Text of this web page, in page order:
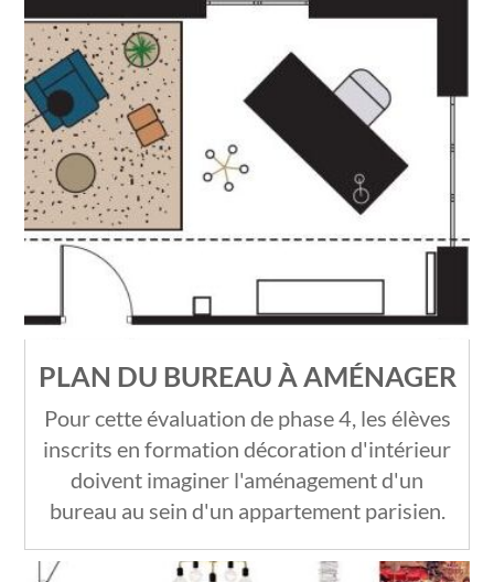
PLAN DU BUREAU À AMÉNAGER
Pour cette évaluation de phase 4, les élèves
inscrits en formation décoration d'intérieur
doivent imaginer l'aménagement d'un
bureau au sein d'un appartement parisien.